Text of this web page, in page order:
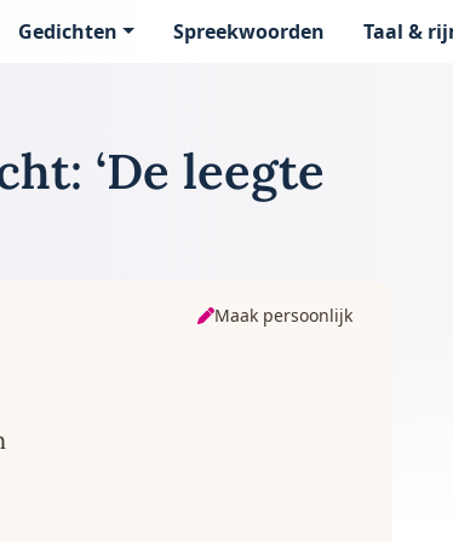
Gedichten Spreekwoorden Taal &
‘De leegte
Maak persoonlijk